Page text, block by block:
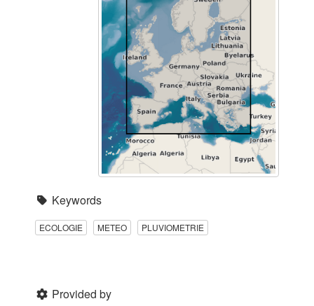
Keywords
ECOLOGIE METEO PLUVIOMETRIE
Provided by